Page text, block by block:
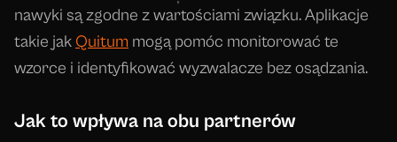
nawyki są zgodne z wartościami związku. Aplikacje
takie jak Quitum mogą pomóc monitorować te
wzorce i identyfikować wyzwalacze bez osądzania.
Jak to wpływa na obu partnerów